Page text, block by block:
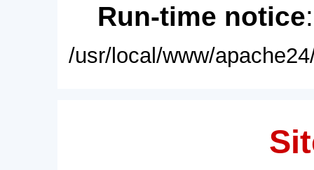
Run-time notice
/usr/local/www/